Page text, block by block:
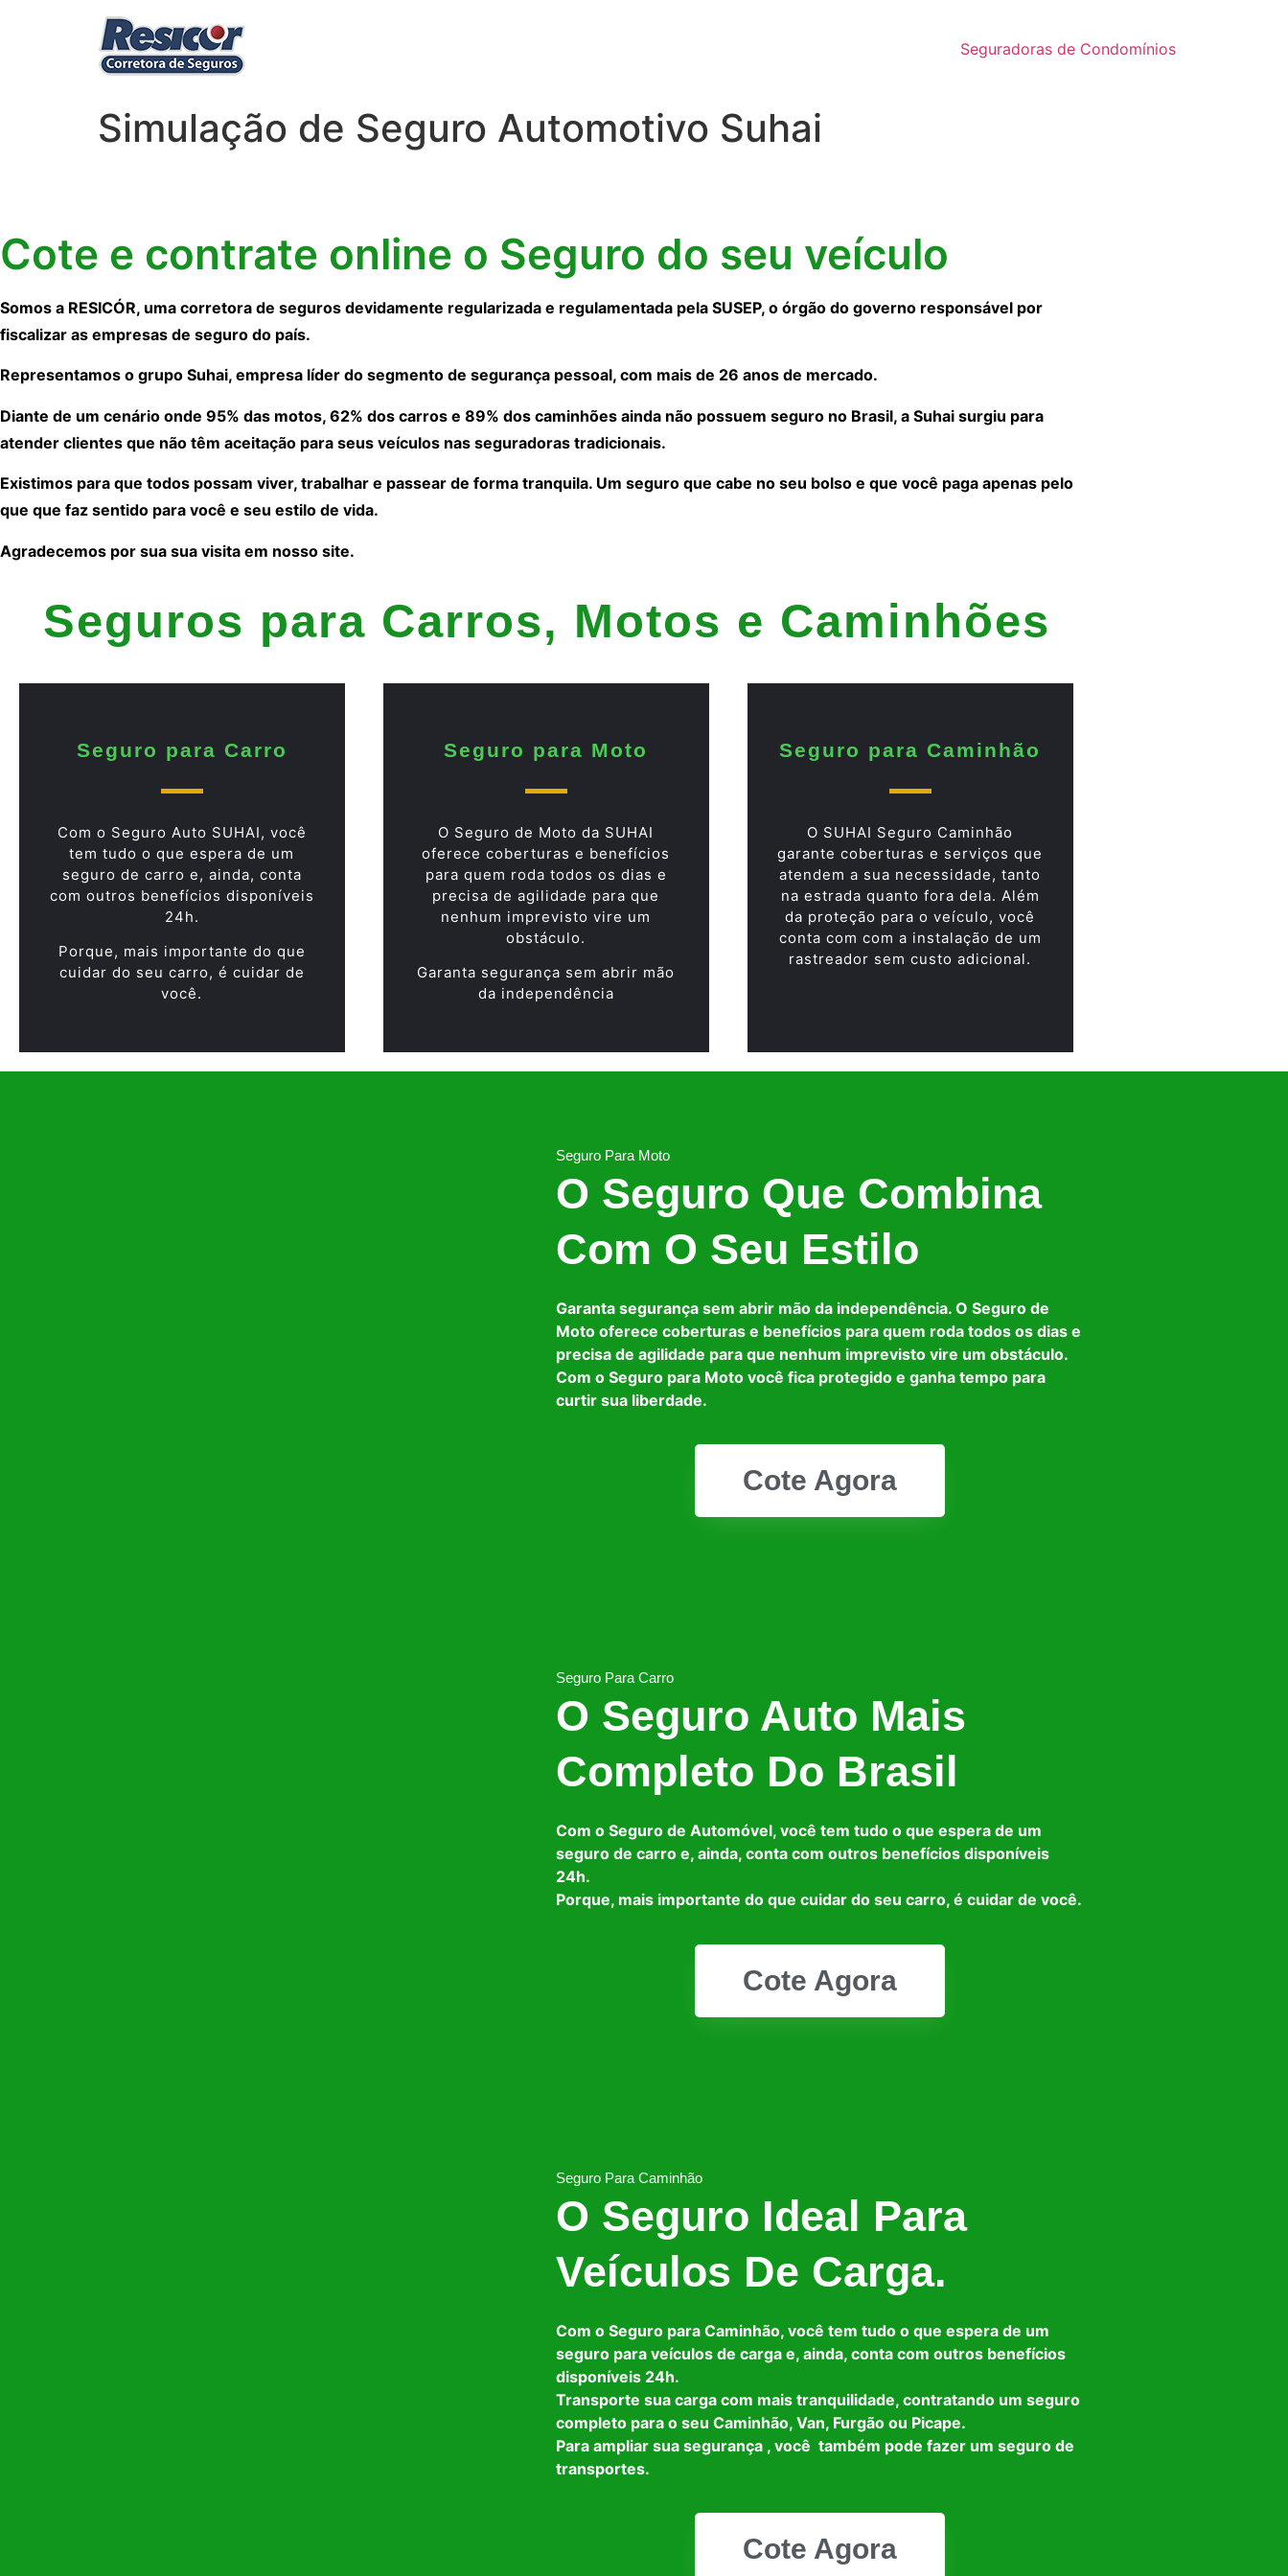
Seguradoras de Condomínios
Simulação de Seguro Automotivo Suhai
Cote e contrate online o Seguro do seu veículo
Somos a RESICÓR, uma corretora de seguros devidamente regularizada e regulamentada pela SUSEP, o órgão do governo responsável por
fiscalizar as empresas de seguro do país.
Representamos o grupo Suhai, empresa líder do segmento de segurança pessoal, com mais de 26 anos de mercado.
Diante de um cenário onde 95% das motos, 62% dos carros e 89% dos caminhões ainda não possuem seguro no Brasil, a Suhai surgiu para
atender clientes que não têm aceitação para seus veículos nas seguradoras tradicionais.
Existimos para que todos possam viver, trabalhar e passear de forma tranquila. Um seguro que cabe no seu bolso e que você paga apenas pelo
que que faz sentido para você e seu estilo de vida.
Agradecemos por sua sua visita em nosso site.
Seguros para Carros, Motos e Caminhões
Seguro para Carro
Com o Seguro Auto SUHAI, você
tem tudo o que espera de um
seguro de carro e, ainda, conta
com outros benefícios disponíveis
24h.
Porque, mais importante do que
cuidar do seu carro, é cuidar de
você.
Seguro para Moto
O Seguro de Moto da SUHAI
oferece coberturas e benefícios
para quem roda todos os dias e
precisa de agilidade para que
nenhum imprevisto vire um
obstáculo.
Garanta segurança sem abrir mão
da independência
Seguro para Caminhão
O SUHAI Seguro Caminhão
garante coberturas e serviços que
atendem a sua necessidade, tanto
na estrada quanto fora dela. Além
da proteção para o veículo, você
conta com com a instalação de um
rastreador sem custo adicional.
Seguro Para Moto
O Seguro Que Combina
Com O Seu Estilo
Garanta segurança sem abrir mão da independência. O Seguro de
Moto oferece coberturas e benefícios para quem roda todos os dias e
precisa de agilidade para que nenhum imprevisto vire um obstáculo.
Com o Seguro para Moto você fica protegido e ganha tempo para
curtir sua liberdade.
Cote Agora
Seguro Para Carro
O Seguro Auto Mais
Completo Do Brasil
Com o Seguro de Automóvel, você tem tudo o que espera de um
seguro de carro e, ainda, conta com outros benefícios disponíveis
24h.
Porque, mais importante do que cuidar do seu carro, é cuidar de você.
Cote Agora
Seguro Para Caminhão
O Seguro Ideal Para
Veículos De Carga.
Com o Seguro para Caminhão, você tem tudo o que espera de um
seguro para veículos de carga e, ainda, conta com outros benefícios
disponíveis 24h.
Transporte sua carga com mais tranquilidade, contratando um seguro
completo para o seu Caminhão, Van, Furgão ou Picape.
Para ampliar sua segurança , você também pode fazer um seguro de
transportes.
Cote Agora